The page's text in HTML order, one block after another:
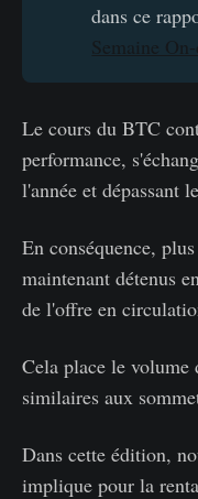
dans ce
Semaine
Le cours du BTC
performance,
l'année et dépassant
En conséquence,
maintenant détenus
de l'offre en
Cela place le volume
similaires aux
Dans cette édition,
implique pour la